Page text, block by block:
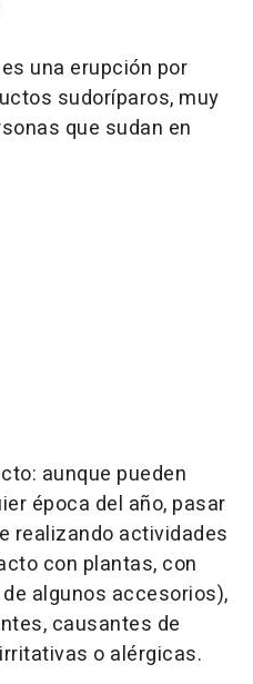
una erupción por
sudoríparos, muy
que sudan en
aunque pueden
época del año, pasar
realizando actividades
con plantas, con
algunos accesorios),
causantes de
o alérgicas.